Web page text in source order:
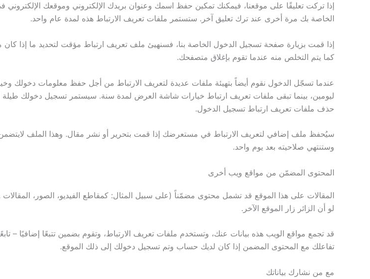
إذا تركت تعليقًا على موقعنا، فيمكنك تمكين حفظ اسمك وعنوان بريدك الإلكتروني وموقعك
الخاصة بك مرة أخرى عند ترك تعليق آخر. ستستمر ملفات تعريف الارتباط هذه لمدة عام واحد.
إذا قمت بزيارة صفحة تسجيل الدخول الخاصة بنا، فسنهيئ ملف تعريف ارتباط مؤقت لتحديد ما إذا
كما يتم التخلص منه عندما تقوم بإغلاق متصفحك.
عندما تسجّل الدخول نقوم أيضاً بتهيئة ملفات عديدة لتعريف الارتباط من أجل حفظ معلومات دخولك
ليومين، بينما تبقى ملفات تعريف ارتباط خيارات شاشة العرض لمدة سنة. سيستمر تسجيل دخولك
حذف ملفات تعريف ارتباط تسجيل الدخول.
سيُحفظ ملف إضافي لتعريف الارتباط في مستعرضك إذا قمت بتحرير أو نشر مقال. وهذا الملف
وستنتهي صلاحيته بعد يوم واحد.
المحتوى المضمّن من مواقع ويب أخرى
المقالات على هذا الموقع قد تشمل محتوى مضمّناً (على سبيل المثال: كمقاطع الفيديو، الصور،
لو أن الزائر زار الموقع الآخر.
قد تجمع مواقع الويب هذه بيانات عنك، وتستخدم ملفات تعريف الارتباط، وتقوم بضمين تتبعًا إضافيًا –
تفاعلك مع المحتوى المضمن إذا كان لديك حساب وتم تسجيل دخولك إلى ذلك الموقع.
مع من نشارك بياناتك